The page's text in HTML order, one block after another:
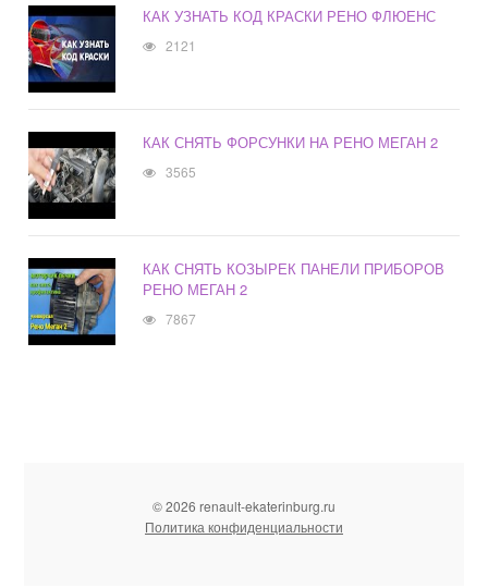
КАК УЗНАТЬ КОД КРАСКИ РЕНО ФЛЮЕНС
2121
КАК СНЯТЬ ФОРСУНКИ НА РЕНО МЕГАН 2
3565
КАК СНЯТЬ КОЗЫРЕК ПАНЕЛИ ПРИБОРОВ
РЕНО МЕГАН 2
7867
© 2026 renault-ekaterinburg.ru
Политика конфиденциальности